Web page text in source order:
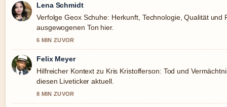
Lena Schmidt
Verfolge Geox Schuhe: Herkunft, Technologie, Qualität und
ausgewogenen Ton hier.
6 MIN ZUVOR
Felix Meyer
Hilfreicher Kontext zu Kris Kristofferson: Tod und
diesen Liveticker aktuell.
8 MIN ZUVOR